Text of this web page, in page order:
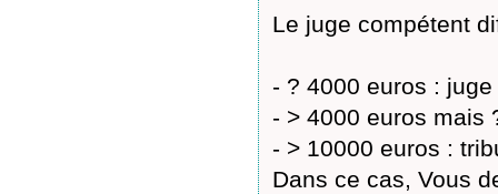
Le juge compétent
- ? 4000 euros :
- > 4000 euros mais
- > 10000 euros :
Dans ce cas, Vous